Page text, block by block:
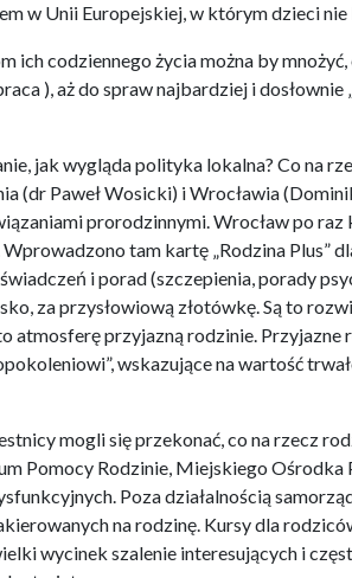
w Unii Europejskiej, w którym dzieci
ich codziennego życia można by
), aż do spraw najbardziej i
jak wygląda polityka lokalna? Co na
(dr Paweł Wosicki) i Wrocławia
prorodzinnymi. Wrocław po raz
tam kartę „Rodzina Plus”
i porad (szczepienia, porady
za przysłowiową złotówkę. Są to
atmosferę przyjazną rodzinie. Przyjazne
wskazujące na wartość
mogli się przekonać, co na rzecz
Pomocy Rodzinie, Miejskiego Ośrodka
Poza działalnością
na rodzinę. Kursy dla
wycinek szalenie interesujących i